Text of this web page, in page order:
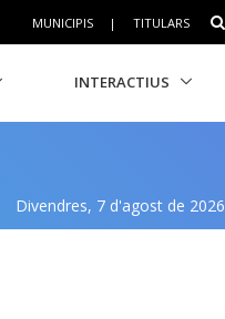
MUNICIPIS | TITULARS
INTERACTIUS
Divendres, 7 d'agost de 2026